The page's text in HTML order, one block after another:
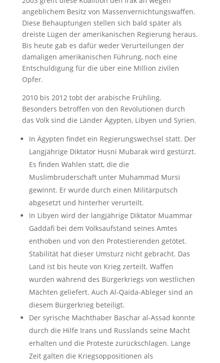
angeblichem Besitz von Massenvernichtungswaffen.
Diese Behauptungen stellen sich bald später als
dreiste Lügen der amerikanischen Regierung heraus.
Bis heute gab es dafür weder Verurteilungen der
damaligen amerikanischen Führung, noch eine
Entschuldigung für die über eine Million zivilen
Opfer.
2010 bis 2012 tobt der arabische Frühling.
Besonders betroffen von den Revolutionen durch
das Volk sind die Länder Ägypten, Libyen und Syrien.
In Ägypten findet ein Regierungswechsel statt. Der
Langjährige Diktator Husni Mubarak wird gestürzt.
Es finden Wahlen statt, die die
Muslimbruderschaft unter Muhammad Mursi
gewinnt. Er wurde durch einen Militärputsch
abgesetzt und hinterher verurteilt.
In Libyen wird der langjährige Diktator Muammar
Gaddafi bei dem Volksaufstand seines Amtes
enthoben und von den Protestierenden getötet.
Stabilität hat dieser Umsturz nicht gebracht. Das
Land ist bis heute von Krieg zerteilt. Waffen
wurden während des Bürgerkriegs von westlichen
Mächten geliefert. Auch Al-Qaida-Ableger sind an
diesem Bürgerkrieg beteiligt.
Der syrische Machthaber Baschar al-Assad konnte
durch die Hilfe Irans und Russlands seine Macht
erhalten und die Proteste zurückschlagen. Lange
Zeit galten die Kriegsoppositionen als